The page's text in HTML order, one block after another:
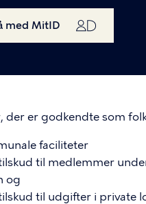
med MitID
der er godkendte som
faciliteter
til medlemmer
og
til udgifter i private